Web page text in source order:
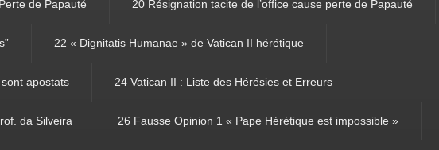
de Papauté 20 Résignation tacite de l’office cause perte de Papauté
22 « Dignitatis Humanae » de Vatican II hérétique
sont apostats 24 Vatican II : Liste des Hérésies et Erreurs
da Silveira 26 Fausse Opinion 1 « Pape Hérétique est impossible »